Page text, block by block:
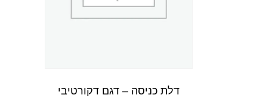
דלת כניסה – דגם דקורטיבי